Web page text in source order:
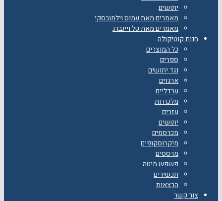
יתושים
מאמרים מאת עמוס וילמובסקי
מאמרים מאת טל ויינברג
חנות קוטיקולה
כל המוצרים
ספרים
נגד יתושים
ארגזים
ערדליים
מלכודות
עזרים
יתושים
מכרסמים
מיקרוסקופים
מרססים
פשפש מיטה
תכשירים
הרצאות
צור קשר